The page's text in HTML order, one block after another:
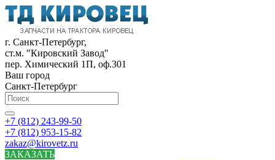
г. Санкт-Петербург,
ст.м. "Кировский Завод"
пер. Химический 1П, оф.301
Ваш город
Санкт-Петербург
+7 (812) 243-99-50
+7 (812) 953-15-82
zakaz@kirovetz.ru
ЗАКАЗАТЬ